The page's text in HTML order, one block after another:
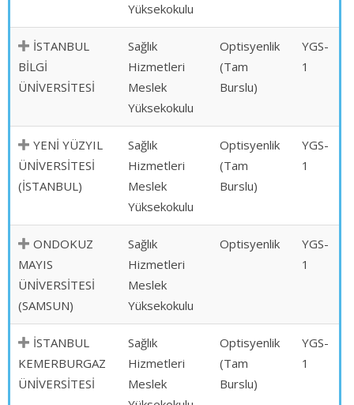
Yüksekokulu
İSTANBUL
BİLGİ
ÜNİVERSİTESİ
Sağlık
Hizmetleri
Meslek
Yüksekokulu
Optisyenlik
(Tam
Burslu)
YGS-
1
YENİ YÜZYIL
ÜNİVERSİTESİ
(İSTANBUL)
Sağlık
Hizmetleri
Meslek
Yüksekokulu
Optisyenlik
(Tam
Burslu)
YGS-
1
ONDOKUZ
MAYIS
ÜNİVERSİTESİ
(SAMSUN)
Sağlık
Hizmetleri
Meslek
Yüksekokulu
Optisyenlik
YGS-
1
İSTANBUL
KEMERBURGAZ
ÜNİVERSİTESİ
Sağlık
Hizmetleri
Meslek
Optisyenlik
(Tam
Burslu)
YGS-
1